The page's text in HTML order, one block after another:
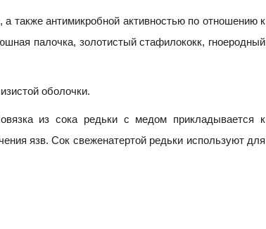
а также антимикробной активностью по отношению к
палочка, золотистый стафилококк, гноеродный
оболочки.
из сока редьки с медом прикладывается к
язв. Сок свеженатертой редьки используют для